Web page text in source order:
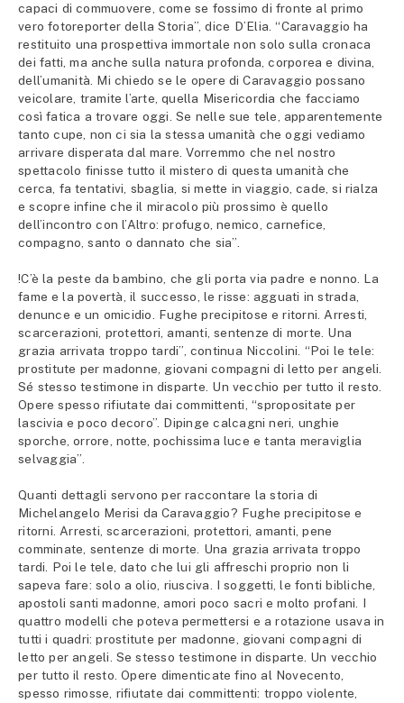
capaci di commuovere, come se fossimo di fronte al primo
vero fotoreporter della Storia”, dice D’Elia. “Caravaggio ha
restituito una prospettiva immortale non solo sulla cronaca
dei fatti, ma anche sulla natura profonda, corporea e divina,
dell’umanità. Mi chiedo se le opere di Caravaggio possano
veicolare, tramite l’arte, quella Misericordia che facciamo
così fatica a trovare oggi. Se nelle sue tele, apparentemente
tanto cupe, non ci sia la stessa umanità che oggi vediamo
arrivare disperata dal mare. Vorremmo che nel nostro
spettacolo finisse tutto il mistero di questa umanità che
cerca, fa tentativi, sbaglia, si mette in viaggio, cade, si rialza
e scopre infine che il miracolo più prossimo è quello
dell’incontro con l’Altro: profugo, nemico, carnefice,
compagno, santo o dannato che sia”.
!C’è la peste da bambino, che gli porta via padre e nonno. La
fame e la povertà, il successo, le risse: agguati in strada,
denunce e un omicidio. Fughe precipitose e ritorni. Arresti,
scarcerazioni, protettori, amanti, sentenze di morte. Una
grazia arrivata troppo tardi”, continua Niccolini. “Poi le tele:
prostitute per madonne, giovani compagni di letto per angeli.
Sé stesso testimone in disparte. Un vecchio per tutto il resto.
Opere spesso rifiutate dai committenti, “spropositate per
lascivia e poco decoro”. Dipinge calcagni neri, unghie
sporche, orrore, notte, pochissima luce e tanta meraviglia
selvaggia”.
Quanti dettagli servono per raccontare la storia di
Michelangelo Merisi da Caravaggio? Fughe precipitose e
ritorni. Arresti, scarcerazioni, protettori, amanti, pene
comminate, sentenze di morte. Una grazia arrivata troppo
tardi. Poi le tele, dato che lui gli affreschi proprio non li
sapeva fare: solo a olio, riusciva. I soggetti, le fonti bibliche,
apostoli santi madonne, amori poco sacri e molto profani. I
quattro modelli che poteva permettersi e a rotazione usava in
tutti i quadri: prostitute per madonne, giovani compagni di
letto per angeli. Se stesso testimone in disparte. Un vecchio
per tutto il resto. Opere dimenticate fino al Novecento,
spesso rimosse, rifiutate dai committenti: troppo violente,